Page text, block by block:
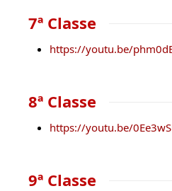
7ª Classe
https://youtu.be/
8ª Classe
https://youtu.be/
9ª Classe